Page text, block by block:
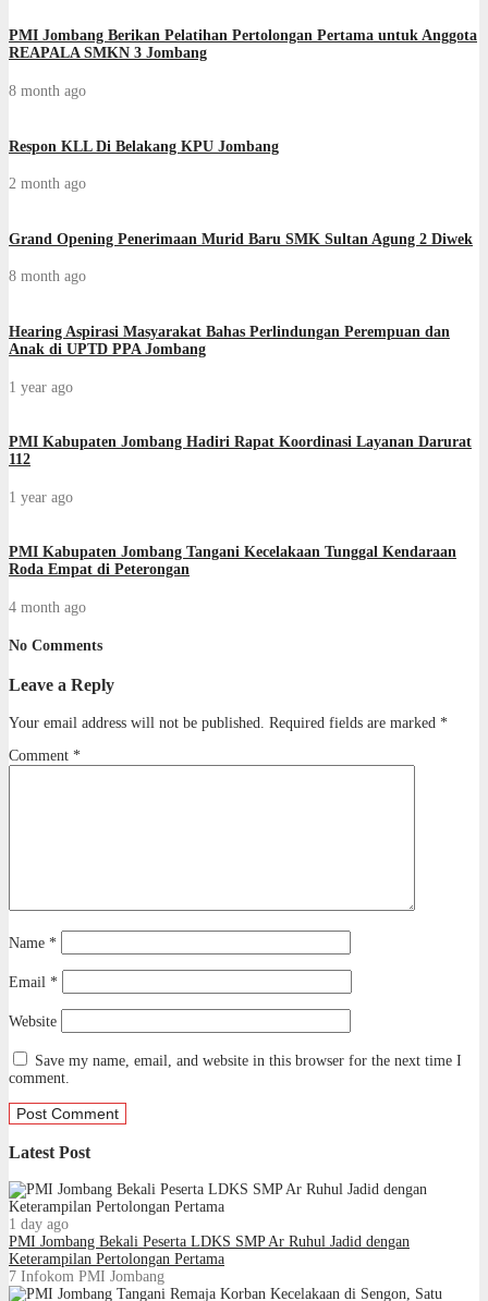
PMI Jombang Berikan Pelatihan Pertolongan Pertama untuk Anggota
REAPALA SMKN 3 Jombang
8 month ago
Respon KLL Di Belakang KPU Jombang
2 month ago
Grand Opening Penerimaan Murid Baru SMK Sultan Agung 2 Diwek
8 month ago
Hearing Aspirasi Masyarakat Bahas Perlindungan Perempuan dan
Anak di UPTD PPA Jombang
1 year ago
PMI Kabupaten Jombang Hadiri Rapat Koordinasi Layanan Darurat
112
1 year ago
PMI Kabupaten Jombang Tangani Kecelakaan Tunggal Kendaraan
Roda Empat di Peterongan
4 month ago
No Comments
Leave a Reply
Your email address will not be published. Required fields are marked *
Comment *
Name *
Email *
Website
Save my name, email, and website in this browser for the next time I
comment.
Latest Post
1 day ago
PMI Jombang Bekali Peserta LDKS SMP Ar Ruhul Jadid dengan
Keterampilan Pertolongan Pertama
7 Infokom PMI Jombang